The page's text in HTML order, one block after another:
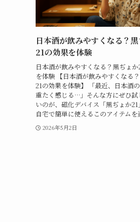
日本酒が飲みやすくなる？
21の効果を体験
日本酒が飲みやすくなる？黒ぢょか
を体験 【日本酒が飲みやすくなる
21の効果を体験】 「最近、日本酒
重たく感じる…」そんな方にぜひ試
いのが、磁化デバイス「黒ぢょか21
自宅で簡単に使えるこのアイテムを
2026年5月2日